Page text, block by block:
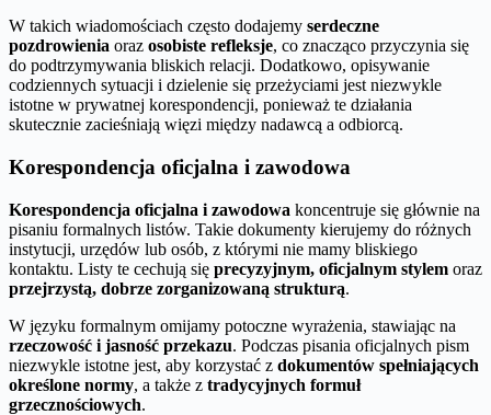
W takich wiadomościach często dodajemy serdeczne
pozdrowienia oraz osobiste refleksje, co znacząco przyczynia się
do podtrzymywania bliskich relacji. Dodatkowo, opisywanie
codziennych sytuacji i dzielenie się przeżyciami jest niezwykle
istotne w prywatnej korespondencji, ponieważ te działania
skutecznie zacieśniają więzi między nadawcą a odbiorcą.
Korespondencja oficjalna i zawodowa
Korespondencja oficjalna i zawodowa koncentruje się głównie na
pisaniu formalnych listów. Takie dokumenty kierujemy do różnych
instytucji, urzędów lub osób, z którymi nie mamy bliskiego
kontaktu. Listy te cechują się precyzyjnym, oficjalnym stylem oraz
przejrzystą, dobrze zorganizowaną strukturą.
W języku formalnym omijamy potoczne wyrażenia, stawiając na
rzeczowość i jasność przekazu. Podczas pisania oficjalnych pism
niezwykle istotne jest, aby korzystać z dokumentów spełniających
określone normy, a także z tradycyjnych formuł
grzecznościowych.